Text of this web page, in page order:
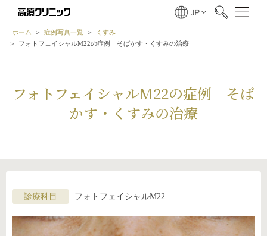
ホーム 症例写真一覧
くすみ
フォトフェイシャルM22の症例 そばかす・くすみの治療
フォトフェイシャルM22の症例 そば
かす・くすみの治療
診療科目 フォトフェイシャルM22